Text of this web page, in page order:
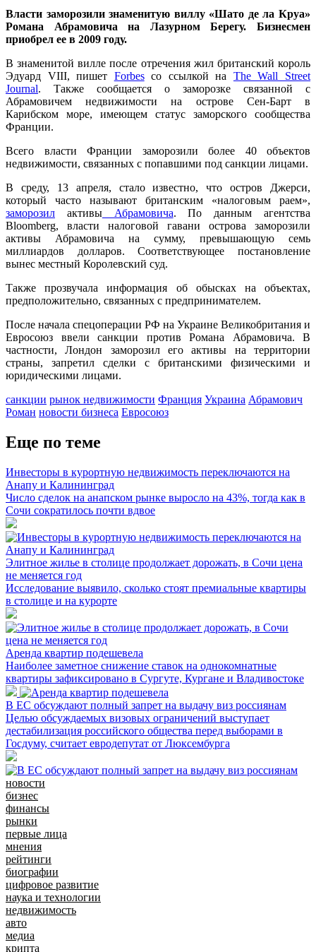
Власти заморозили знаменитую виллу «Шато де ла Круа»
Романа Абрамовича на Лазурном Берегу. Бизнесмен
приобрел ее в 2009 году.
В знаменитой вилле после отречения жил британский король
Эдуард VIII, пишет Forbesсо ссылкой на The Wall Street
Journal. Также сообщается о заморозке связанной с
Абрамовичем недвижимости на острове Сен-Барт в
Карибском море, имеющем статус заморского сообщества
Франции.
Всего власти Франции заморозили более 40 объектов
недвижимости, связанных с попавшими под санкции лицами.
В среду, 13 апреля, стало известно, что остров Джерси,
который часто называют британским «налоговым раем»,
заморозил активыАбрамовича. По данным агентства
Bloomberg, власти налоговой гавани острова заморозили
активы Абрамовича на сумму, превышающую семь
миллиардов долларов. Соответствующее постановление
вынес местный Королевский суд.
Также прозвучала информация об обысках на объектах,
предположительно, связанных с предпринимателем.
После начала спецоперации РФ на Украине Великобритания и
Евросоюз ввели санкции против Романа Абрамовича. В
частности, Лондон заморозил его активы на территории
страны, запретил сделки с британскими физическими и
юридическими лицами.
санкции рынок недвижимости Франция Украина Абрамович
Роман новости бизнеса Евросоюз
Еще по теме
Инвесторы в курортную недвижимость переключаются на
Анапу и Калининград
Число сделок на анапском рынке выросло на 43%, тогда как в
Сочи сократилось почти вдвое
Элитное жилье в столице продолжает дорожать, в Сочи цена
не меняется год
Исследование выявило, сколько стоят премиальные квартиры
в столице и на курорте
Аренда квартир подешевела
Наиболее заметное снижение ставок на однокомнатные
квартиры зафиксировано в Сургуте, Кургане и Владивостоке
В ЕС обсуждают полный запрет на выдачу виз россиянам
Целью обсуждаемых визовых ограничений выступает
дестабилизация российского общества перед выборами в
Госдуму, считает евродепутат от Люксембурга
новости
бизнес
финансы
рынки
первые лица
мнения
рейтинги
биографии
цифровое развитие
наука и технологии
недвижимость
авто
медиа
крипта